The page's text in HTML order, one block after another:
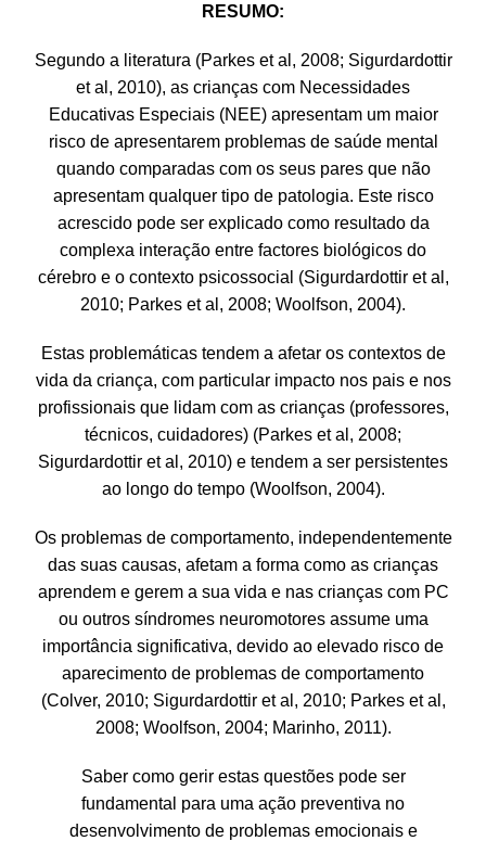
RESUMO:
Segundo a literatura (Parkes et al, 2008; Sigurdardottir
et al, 2010), as crianças com Necessidades
Educativas Especiais (NEE) apresentam um maior
risco de apresentarem problemas de saúde mental
quando comparadas com os seus pares que não
apresentam qualquer tipo de patologia. Este risco
acrescido pode ser explicado como resultado da
complexa interação entre factores biológicos do
cérebro e o contexto psicossocial (Sigurdardottir et al,
2010; Parkes et al, 2008; Woolfson, 2004).
Estas problemáticas tendem a afetar os contextos de
vida da criança, com particular impacto nos pais e nos
profissionais que lidam com as crianças (professores,
técnicos, cuidadores) (Parkes et al, 2008;
Sigurdardottir et al, 2010) e tendem a ser persistentes
ao longo do tempo (Woolfson, 2004).
Os problemas de comportamento, independentemente
das suas causas, afetam a forma como as crianças
aprendem e gerem a sua vida e nas crianças com PC
ou outros síndromes neuromotores assume uma
importância significativa, devido ao elevado risco de
aparecimento de problemas de comportamento
(Colver, 2010; Sigurdardottir et al, 2010; Parkes et al,
2008; Woolfson, 2004; Marinho, 2011).
Saber como gerir estas questões pode ser
fundamental para uma ação preventiva no
desenvolvimento de problemas emocionais e